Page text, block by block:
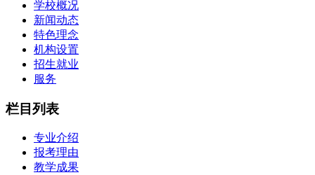
学校概况
新闻动态
特色理念
机构设置
招生就业
服务
栏目列表
专业介绍
报考理由
教学成果